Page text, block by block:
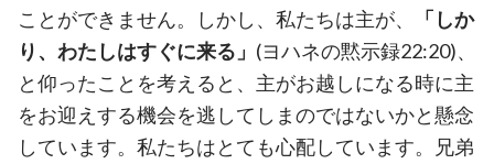
ことができません。しかし、私たちは主が、
「しか
り、わたしはすぐに来る」 (ヨハネの黙示録22:20)、
と仰ったことを考えると、主がお越しになる時に主
をお迎えする機会を逃してしまのではないかと懸念
しています。私たちはとても心配しています。兄弟